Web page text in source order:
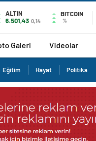
ALTIN
6.501,43 0,14
BITCOIN
%
Galeri Videolar
Eğitim Hayat Politika